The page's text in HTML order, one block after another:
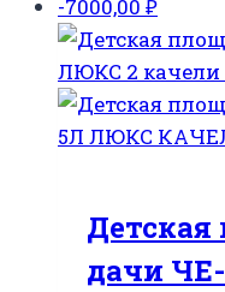
-7000,00 ₽
дачи